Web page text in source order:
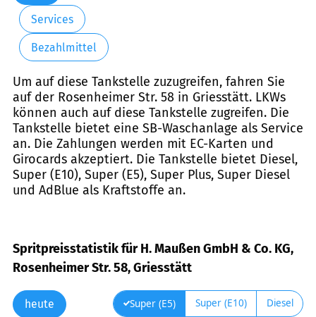
Services
Bezahlmittel
Um auf diese Tankstelle zuzugreifen, fahren Sie
auf der Rosenheimer Str. 58 in Griesstätt. LKWs
können auch auf diese Tankstelle zugreifen. Die
Tankstelle bietet eine SB-Waschanlage als Service
an. Die Zahlungen werden mit EC-Karten und
Girocards akzeptiert. Die Tankstelle bietet Diesel,
Super (E10), Super (E5), Super Plus, Super Diesel
und AdBlue als Kraftstoffe an.
Spritpreisstatistik für H. Maußen GmbH & Co. KG,
Rosenheimer Str. 58, Griesstätt
heute Super (E5) Super (E10) Diesel